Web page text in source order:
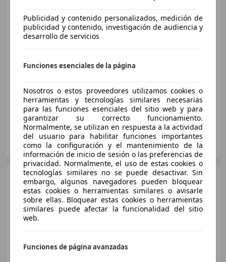
Elegance 74 kW (100 CV)
Sincomparación
12/2021 38.211 km Gasolina 74 kW (101 CV)
AUTOS MOLIERE MADRID
ES-28649 MADRID
Opel Corsa1.2 T XHL GS 74
kW (100 CV)
Publicidad y contenido personalizados, medición de
publicidad y contenido, investigación de audiencia y
desarrollo de servicios
Funciones esenciales de la página
Nosotros o estos proveedores utilizamos cookies o
herramientas y tecnologías similares necesarias
para las funciones esenciales del sitio web y para
garantizar su correcto funcionamiento.
Normalmente, se utilizan en respuesta a la actividad
del usuario para habilitar funciones importantes
como la configuración y el mantenimiento de la
información de inicio de sesión o las preferencias de
privacidad. Normalmente, el uso de estas cookies o
tecnologías similares no se puede desactivar. Sin
embargo, algunos navegadores pueden bloquear
estas cookies o herramientas similares o avisarle
sobre ellas. Bloquear estas cookies o herramientas
similares puede afectar la funcionalidad del sitio
web.
Funciones de página avanzadas